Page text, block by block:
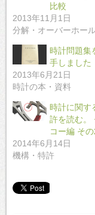
比較
2013年11月1日
分解・オーバーホー
時計問題集
手しました
2013年6月21日
時計の本・資料
時計に関す
許を読む。
コー編 その
2014年6月14日
機構・特許